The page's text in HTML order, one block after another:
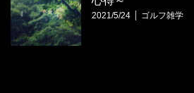
2021/5/24 ゴルフ雑学